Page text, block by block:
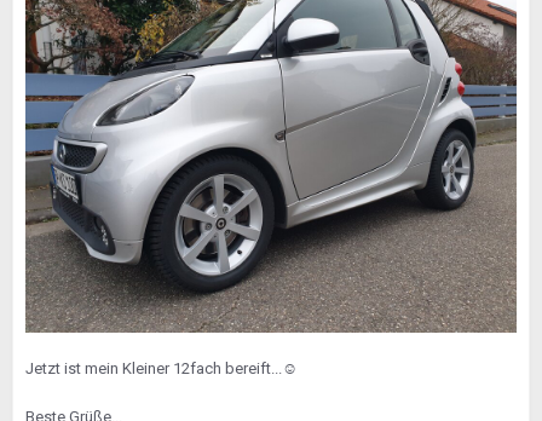
Jetzt ist mein Kleiner 12fach bereift... ☺️
Beste Grüße...